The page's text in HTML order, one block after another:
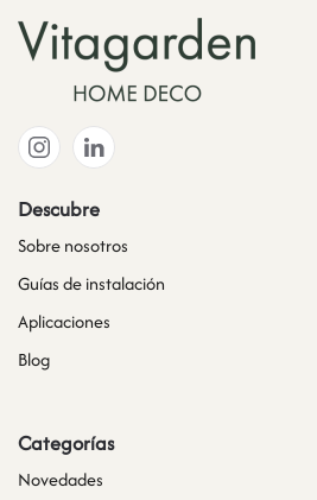
Descubre
Sobre nosotros
Guías de instalación
Aplicaciones
Blog
Categorías
Novedades